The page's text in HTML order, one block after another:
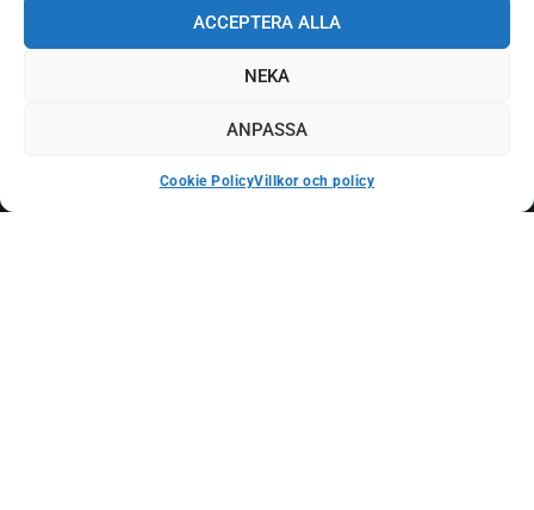
ACCEPTERA ALLA
NEKA
ANPASSA
Cookie PolicyVillkor och policy